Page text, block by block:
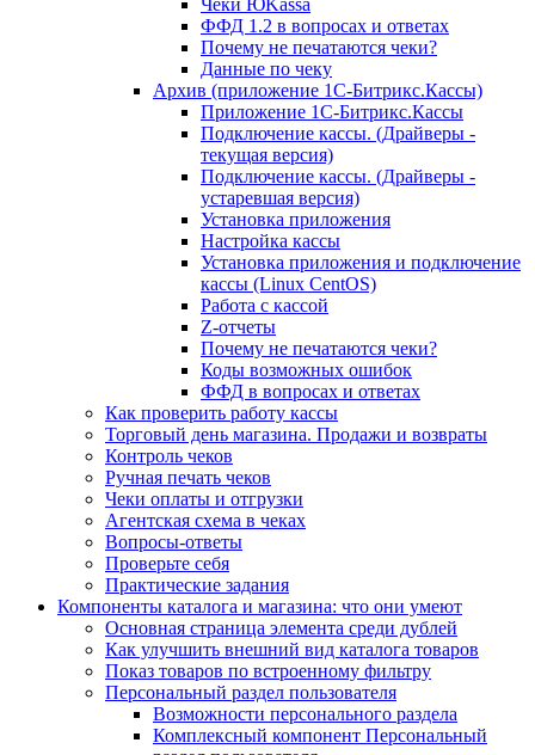
Чеки ЮKassa
ФФД 1.2 в вопросах и ответах
Почему не печатаются чеки?
Данные по чеку
Архив (приложение 1С-Битрикс.Кассы)
Приложение 1С-Битрикс.Кассы
Подключение кассы. (Драйверы -
текущая версия)
Подключение кассы. (Драйверы -
устаревшая версия)
Установка приложения
Настройка кассы
Установка приложения и подключение
кассы (Linux CentOS)
Работа с кассой
Z-отчеты
Почему не печатаются чеки?
Коды возможных ошибок
ФФД в вопросах и ответах
Как проверить работу кассы
Торговый день магазина. Продажи и возвраты
Контроль чеков
Ручная печать чеков
Чеки оплаты и отгрузки
Агентская схема в чеках
Вопросы-ответы
Проверьте себя
Практические задания
Компоненты каталога и магазина: что они умеют
Основная страница элемента среди дублей
Как улучшить внешний вид каталога товаров
Показ товаров по встроенному фильтру
Персональный раздел пользователя
Возможности персонального раздела
Комплексный компонент Персональный